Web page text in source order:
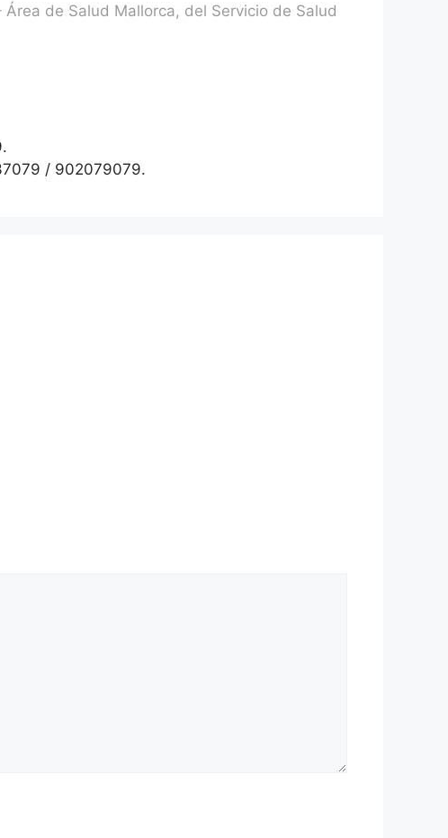
de Salud Mallorca, del Servicio de Salud
/ 902079079.